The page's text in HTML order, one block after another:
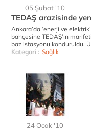
05 Şubat '10
TEDAŞ arazisinde
Ankara’da ‘enerji ve
bahçesine TEDAŞ’ın
baz istasyonu konduruldu.
Kategori : Sağlık
24 Ocak '10